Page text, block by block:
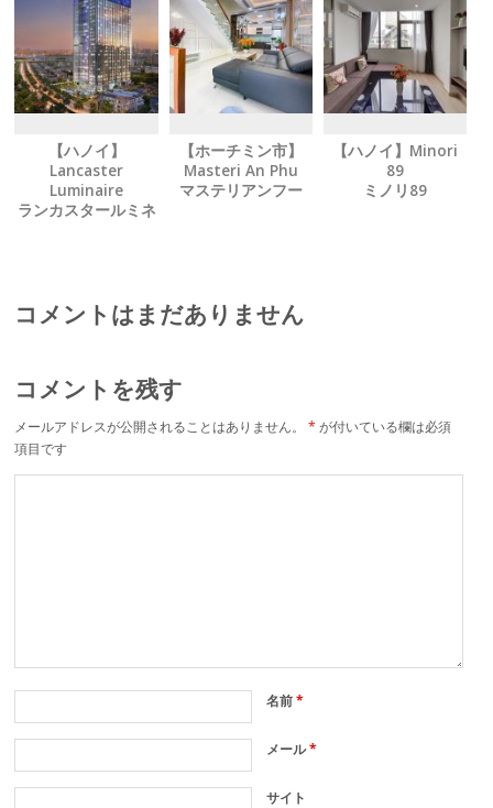
【ハノイ】
Lancaster
Luminaire
ランカスタールミネ
【ホーチミン市】
Masteri An Phu
マステリアンフー
【ハノイ】Minori
89
ミノリ89
コメントはまだありません
コメントを残す
メールアドレスが公開されることはありません。 * が付いている欄は必須
項目です
名前*
メール*
サイト